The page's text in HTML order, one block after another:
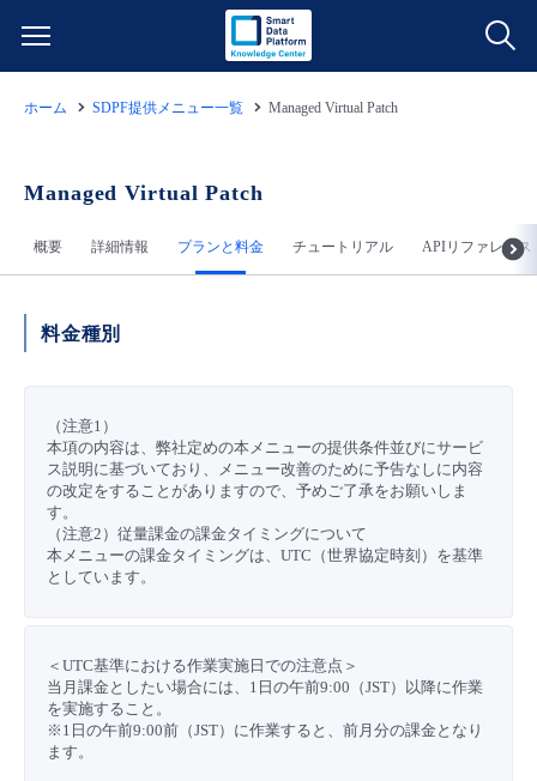
サービス一覧
データ利活用
クラウド/サーバー
ネットワーク
IoT
モニタリング/監査
サポート
すべてのメニューを見る
よくある質問
データ利活用
クラウド/サーバー
ネットワーク
IoT
モニタリング/監査
管理機能
すべてのメニューを見る
料金情報
料金シミュレーター
データ利活用
クラウド/サーバー
ネットワーク
モニタリング/監査
サポート
ご利用開始ガイド
■ 管理機能
- 管理機能
■ セットアップガイド
- 新規お申し込み方法
- 初期設定・確認
- ユーザー機能の管理
- バックアップ
- セキュリティ・監査
- IoT
- マルチクラウド利用
故障/メンテナンス情報
サービス稼働状況
メンテナンス予定
定期メンテナンス
パートナー
協業パートナー
トレーニング/操作動画
脱炭素化
ホーム SDPF提供メニュー一覧 Managed Virtual Patch
Managed Virtual Patch
概要 詳細情報 プランと料金 チュートリアル APIリファレンス
料金種別
（注意1）
本項の内容は、弊社定めの本メニューの提供条件並びにサービ
ス説明に基づいており、メニュー改善のために予告なしに内容
の改定をすることがありますので、予めご了承をお願いしま
す。
（注意2）従量課金の課金タイミングについて
本メニューの課金タイミングは、UTC（世界協定時刻）を基準
としています。
＜UTC基準における作業実施日での注意点＞
当月課金としたい場合には、1日の午前9:00（JST）以降に作業
を実施すること。
※1日の午前9:00前（JST）に作業すると、前月分の課金となり
ます。